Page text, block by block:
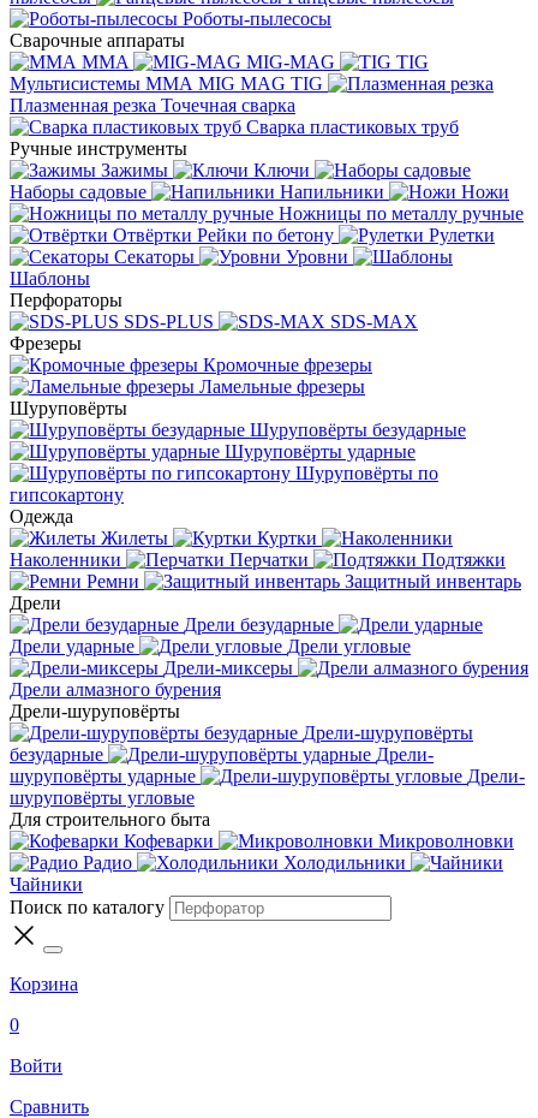
Роботы-пылесосы
Сварочные аппараты
MMA
MIG-MAG
TIG
Мультисистемы ММА MIG MAG TIG
Плазменная резка Точечная сварка
Cварка пластиковых труб
Ручные инструменты
Зажимы
Ключи
Наборы садовые
Напильники
Ножи
Ножницы по металлу ручные
Отвёртки Рейки по бетону
Рулетки
Секаторы
Уровни
Шаблоны
Перфораторы
SDS-PLUS
SDS-MAX
Фрезеры
Кромочные фрезеры
Ламельные фрезеры
Шуруповёрты
Шуруповёрты безударные
Шуруповёрты ударные
Шуруповёрты по
гипсокартону
Одежда
Жилеты
Куртки
Наколенники
Перчатки
Подтяжки
Ремни
Защитный инвентарь
Дрели
Дрели безударные
Дрели ударные
Дрели угловые
Дрели-миксеры
Дрели алмазного бурения
Дрели-шуруповёрты
Дрели-шуруповёрты
безударные
Дрели-
шуруповёрты ударные
Дрели-
шуруповёрты угловые
Для строительного быта
Кофеварки
Микроволновки
Радио
Холодильники
Чайники
Поиск по каталогу
Корзина
0
Войти
Сравнить